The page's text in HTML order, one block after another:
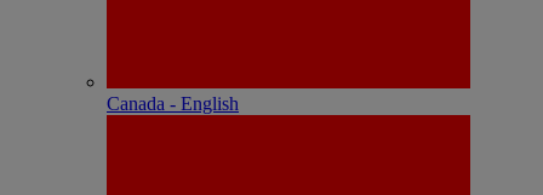
Canada - English